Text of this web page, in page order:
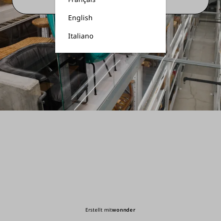
English
Italiano
Erstellt mitwonnder